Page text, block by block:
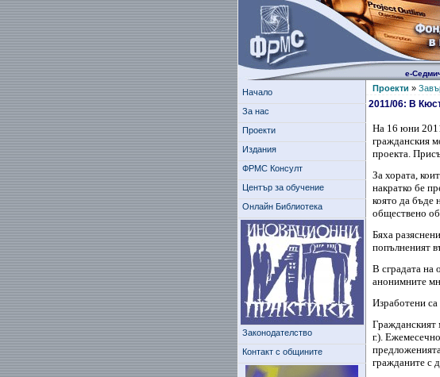
е-
Начало
За нас
Проекти
Издания
ФРМС Консулт
Център за обучение
Онлайн Библиотека
Законодателство
Контакт с общините
Проекти »
2011/06: В
На 16 юни
гражданския
проекта.
За хората,
накратко бе
която да бъде
обществено
Бяха
попълненият
В сградата на
анонимните
Изработени
Гражданският
г.).
гражданите с